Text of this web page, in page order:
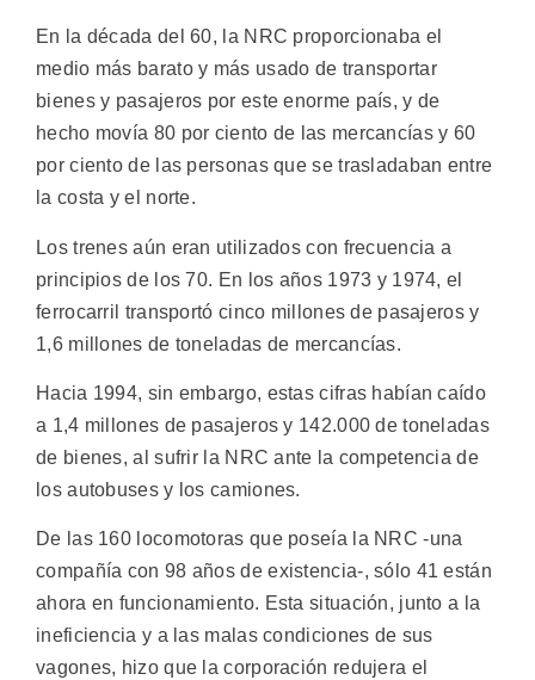
En la década del 60, la NRC proporcionaba el
medio más barato y más usado de transportar
bienes y pasajeros por este enorme país, y de
hecho movía 80 por ciento de las mercancías y 60
por ciento de las personas que se trasladaban entre
la costa y el norte.
Los trenes aún eran utilizados con frecuencia a
principios de los 70. En los años 1973 y 1974, el
ferrocarril transportó cinco millones de pasajeros y
1,6 millones de toneladas de mercancías.
Hacia 1994, sin embargo, estas cifras habían caído
a 1,4 millones de pasajeros y 142.000 de toneladas
de bienes, al sufrir la NRC ante la competencia de
los autobuses y los camiones.
De las 160 locomotoras que poseía la NRC -una
compañía con 98 años de existencia-, sólo 41 están
ahora en funcionamiento. Esta situación, junto a la
ineficiencia y a las malas condiciones de sus
vagones, hizo que la corporación redujera el